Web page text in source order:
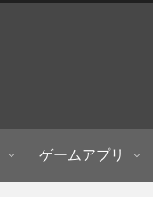
ゲームアプリ